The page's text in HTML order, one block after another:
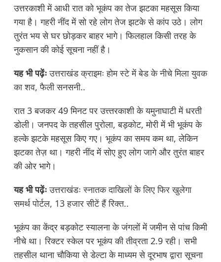
उत्तरकाशी में आधी रात को भूकंप का तेज झटका महसूस किया
गया है। गहरी नींद में सो रहे लोग तेज झटके से कांप उठे। लोग
तुरंत भय से घर छोड़कर बाहर भागे। फिलहाल किसी तरह के
नुकसान की कोई सूचना नहीं है।
यह भी पढ़ेंः उत्तराखंड क्राइमः होम स्टे में बेड के नीचे मिला युवक
का शव, फैली सनसनी..
रात 3 बजकर 49 मिनट पर उत्त्तरकाशी के यमुनाघाटी में धरती
डोली। जनपद के तहसील पुरोला, बड़कोट, मोरी में भी भूकंप के
हल्के झटके महसूस किए गए। भूकंप का समय कम था, लेकिन
झटका तेज़ था। गहरी नींद में सोए हुए लोग जागे और तुरंत बाहर
की ओर भागे।
यह भी पढ़ेंः उत्तराखंडः स्नातक दाखिलों के लिए फिर खुलेगा
समर्थ पोर्टल, 13 हजार सीटें हैं रिक्त..
भूकंप का केंद्र बड़कोट स्यालना के जंगलों में जमीन से पांच किमी
नीचे था। रिक्टर स्केल पर भूकंप की तीव्रता 2.9 रही। सभी
तहसील थाना चौकिया से डेल्टा के माध्यम से दूरभाष द्वारा सूचना